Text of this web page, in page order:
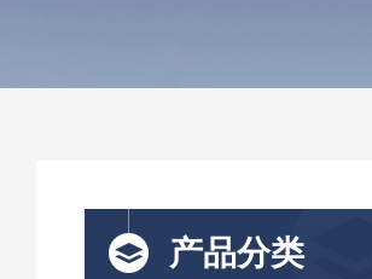
产品分类